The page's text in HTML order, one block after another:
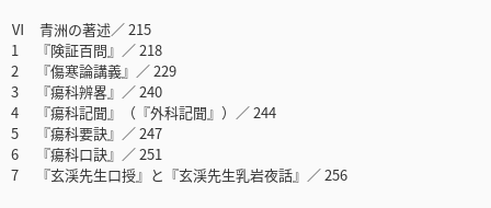
Ⅵ 青洲の著述／ 215
1 『険証百問』／ 218
2 『傷寒論講義』／ 229
3 『瘍科辨畧』／ 240
4 『瘍科記聞』（『外科記聞』）／ 244
5 『瘍科要訣』／ 247
6 『瘍科口訣』／ 251
7 『玄渓先生口授』と『玄渓先生乳岩夜話』／ 256